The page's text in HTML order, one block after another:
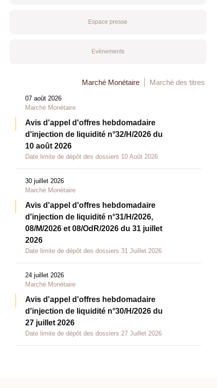
Espace presse
Evénements
Marché Monétaire Marché des titres
07 août 2026
Marché Monétaire
Avis d'appel d'offres hebdomadaire
d'injection de liquidité n°32/H/2026 du
10 août 2026
Date limite de dépôt des dossiers 10 Août 2026
30 juillet 2026
Marché Monétaire
Avis d'appel d'offres hebdomadaire
d'injection de liquidité n°31/H/2026,
08/M/2026 et 08/OdR/2026 du 31 juillet
2026
Date limite de dépôt des dossiers 31 Juillet 2026
24 juillet 2026
Marché Monétaire
Avis d'appel d'offres hebdomadaire
d'injection de liquidité n°30/H/2026 du
27 juillet 2026
Date limite de dépôt des dossiers 27 Juillet 2026